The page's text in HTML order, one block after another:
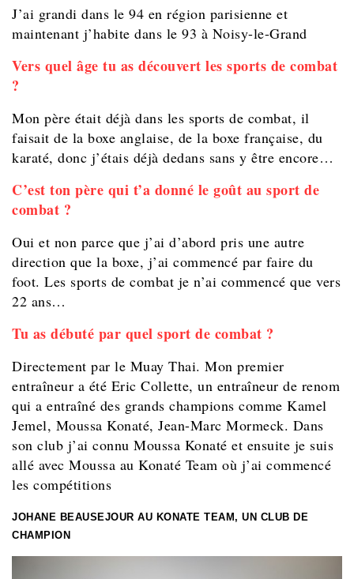
J’ai grandi dans le 94 en région parisienne et
maintenant j’habite dans le 93 à Noisy-le-Grand
Vers quel âge tu as découvert les sports de combat
?
Mon père était déjà dans les sports de combat, il
faisait de la boxe anglaise, de la boxe française, du
karaté, donc j’étais déjà dedans sans y être encore…
C’est ton père qui t’a donné le goût au sport de
combat ?
Oui et non parce que j’ai d’abord pris une autre
direction que la boxe, j’ai commencé par faire du
foot. Les sports de combat je n’ai commencé que vers
22 ans…
Tu as débuté par quel sport de combat ?
Directement par le Muay Thai. Mon premier
entraîneur a été Eric Collette, un entraîneur de renom
qui a entraîné des grands champions comme Kamel
Jemel, Moussa Konaté, Jean-Marc Mormeck. Dans
son club j’ai connu Moussa Konaté et ensuite je suis
allé avec Moussa au Konaté Team où j’ai commencé
les compétitions
JOHANE BEAUSEJOUR AU KONATE TEAM, UN CLUB DE
CHAMPION